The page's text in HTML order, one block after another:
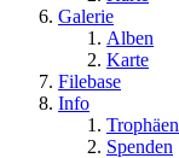
Galerie
Alben
Karte
Filebase
Info
Trophäen
Spenden